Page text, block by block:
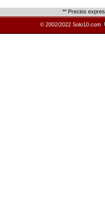
** Precios
© 2002/2022 Solo10.com